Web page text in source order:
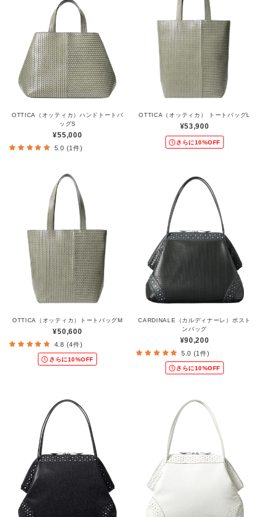
OTTICA（オッティカ）ハンドトートバ
ッグS
¥55,000
5.0 (1件)
OTTICA（オッティカ） トートバッグL
¥53,900
さらに10%OFF
OTTICA（オッティカ）トートバッグM
¥50,600
4.8 (4件)
さらに10%OFF
CARDINALE（カルディナーレ）ボスト
ンバッグ
¥90,200
5.0 (1件)
さらに10%OFF